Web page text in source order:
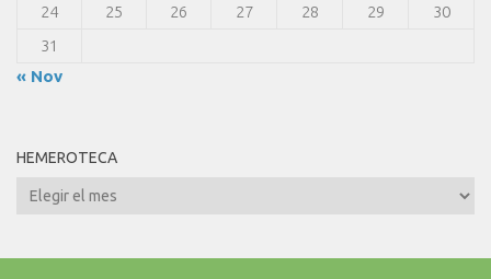
24
25 26 27 28 29
30
31
« Nov
HEMEROTECA
Hemeroteca